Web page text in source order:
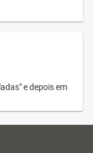
e depois em